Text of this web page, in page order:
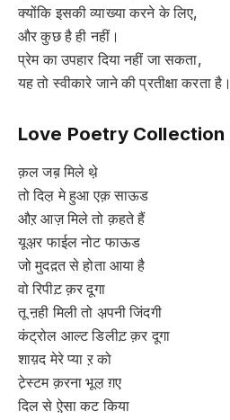
क्योंकि इसकी व्याख्या करने के लिए,
और कुछ है ही नहीं।
प्रेम का उपहार दिया नहीं जा सकता,
यह तो स्वीकारे जाने की प्रतीक्षा करता है।
Love Poetry
क़ल जब़ मिले थे़
तो दिल़ मे हुआ एक़ साऊड
औऱ आज़ मिले तो क़हते हैं
यूअ़र फाईल नोट फाऊड
जो मुदद़त से होता आया है
वो रिपीट़ क़र दूगा
तू ऩही मिली तो अ़पनी जिंदगी
कंट्रोल आल्ट डिलीट़ क़र दूगा
शाय़द मेरे प्या ऱ को
टे़स्टम क़रना भूल़ ग़ए
दिल से ऐ़सा कट किया